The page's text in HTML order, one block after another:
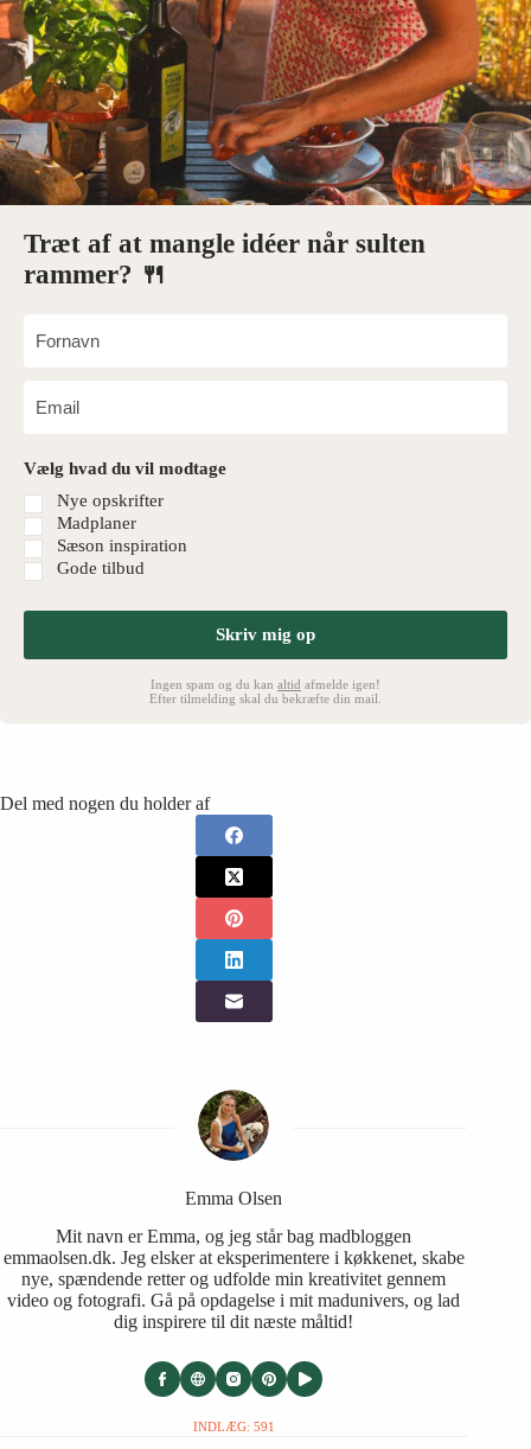
Træt af at mangle idéer når sulten
rammer? 🍴
Vælg hvad du vil modtage
Nye opskrifter
Madplaner
Sæson inspiration
Gode tilbud
Skriv mig op
Ingen spam og du kan altid afmelde igen!
Efter tilmelding skal du bekræfte din mail.
Del med nogen du holder af
Emma Olsen
Mit navn er Emma, og jeg står bag madbloggen
emmaolsen.dk. Jeg elsker at eksperimentere i køkkenet, skabe
nye, spændende retter og udfolde min kreativitet gennem
video og fotografi. Gå på opdagelse i mit madunivers, og lad
dig inspirere til dit næste måltid!
INDLÆG: 591